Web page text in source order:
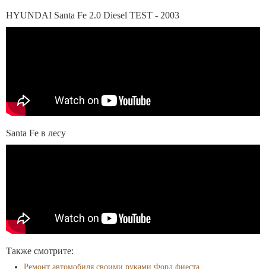
HYUNDAI Santa Fe 2.0 Diesel TEST - 2003
Santa Fe в лесу
Также смотрите:
Ремонт автомобиля своими руками Форд фиеста